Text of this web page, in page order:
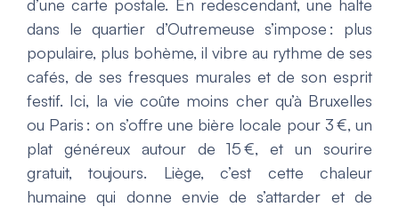
d’une carte postale. En redescendant, une halte
dans le quartier d’Outremeuse s’impose : plus
populaire, plus bohème, il vibre au rythme de ses
cafés, de ses fresques murales et de son esprit
festif. Ici, la vie coûte moins cher qu’à Bruxelles
ou Paris : on s’offre une bière locale pour 3 €, un
plat généreux autour de 15 €, et un sourire
gratuit, toujours. Liège, c’est cette chaleur
humaine qui donne envie de s’attarder et de